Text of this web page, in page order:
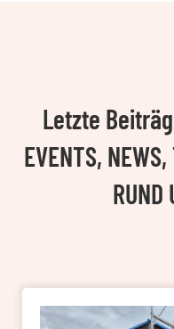
Letzte
EVENTS,
RUND